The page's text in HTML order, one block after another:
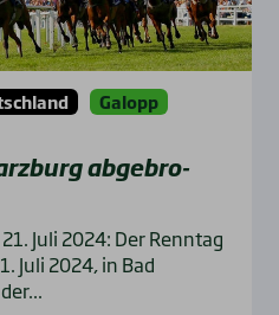
Galopp
abge­bro­
Juli 2024: Der Renntag
Juli 2024, in Bad